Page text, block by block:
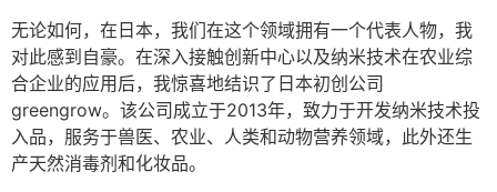
无论如何，在日本，我们在这个领域拥有一个代表人物，我
对此感到自豪。在深入接触创新中心以及纳米技术在农业综
合企业的应用后，我惊喜地结识了日本初创公司
greengrow。该公司成立于2013年，致力于开发纳米​​技术投
入品，服务于兽医、农业、人类和动物营养领域，此外还生
产天然消毒剂和化妆品。